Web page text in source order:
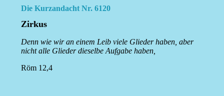
Die Kurzandacht Nr. 6120
Zirkus
Denn wie wir an einem Leib viele Glieder haben, aber
nicht alle Glieder dieselbe Aufgabe haben,
Röm 12,4